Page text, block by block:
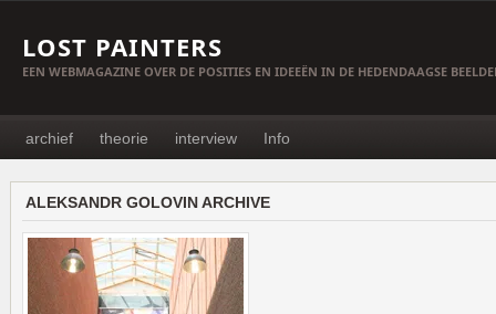
LOST PAINTERS
EEN WEBMAGAZINE OVER DE POSITIES EN IDEEËN IN DE HEDENDAAGSE
archief theorie interview Info
ALEKSANDR GOLOVIN ARCHIVE